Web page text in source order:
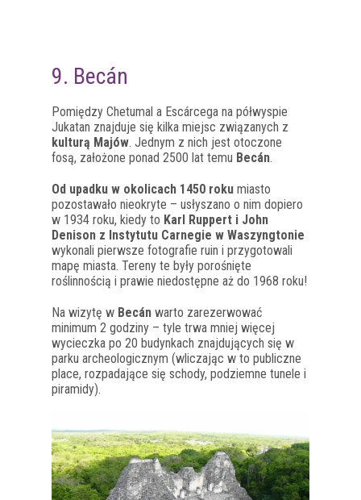
9. Becán
Pomiędzy Chetumal a Escárcega na półwyspie
Jukatan znajduje się kilka miejsc związanych z
kulturą Majów. Jednym z nich jest otoczone
fosą, założone ponad 2500 lat temu Becán.
Od upadku w okolicach 1450 roku miasto
pozostawało nieokryte – usłyszano o nim dopiero
w 1934 roku, kiedy to Karl Ruppert i John
Denison z Instytutu Carnegie w Waszyngtonie
wykonali pierwsze fotografie ruin i przygotowali
mapę miasta. Tereny te były porośnięte
roślinnością i prawie niedostępne aż do 1968 roku!
Na wizytę w Becán warto zarezerwować
minimum 2 godziny – tyle trwa mniej więcej
wycieczka po 20 budynkach znajdujących się w
parku archeologicznym (wliczając w to publiczne
place, rozpadające się schody, podziemne tunele i
piramidy).